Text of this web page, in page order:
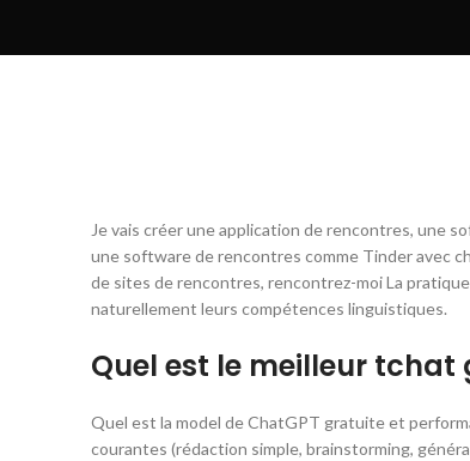
Je vais créer une application de rencontres, une
une software de rencontres comme Tinder avec
de sites de rencontres, rencontrez-moi La
naturellement leurs compétences linguistiques.
Quel est le meilleur tchat
Quel est la model de ChatGPT gratuite et
courantes (rédaction simple, brainstorming,